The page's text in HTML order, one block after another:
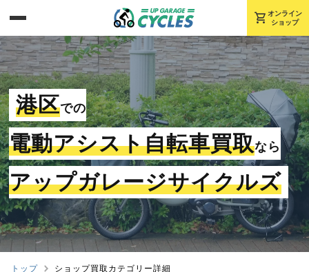
shopping_cart オンライン
ショップ
港区での
電動アシスト自転車買取なら
アップガレージサイクルズ
トップ ショップ買取カテゴリー詳細